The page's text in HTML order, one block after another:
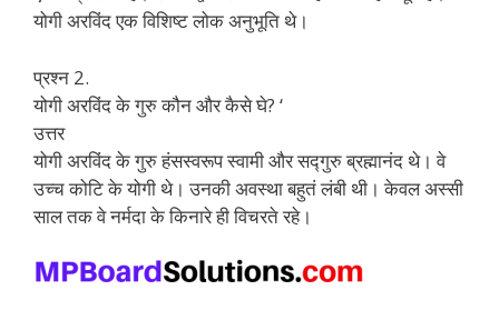
योगी अरविंद एक विशिष्ट लोक अनुभूति थे।
प्रश्न 2.
योगी अरविंद के गुरु कौन और कैसे घे? ‘
उत्तर
योगी अरविंद के गुरु हंसस्वरूप स्वामी और सद्गुरु ब्रह्मानंद थे। वे
उच्च कोटि के योगी थे। उनकी अवस्था बहुतं लंबी थी। केवल अस्सी
साल तक वे नर्मदा के किनारे ही विचरते रहे।